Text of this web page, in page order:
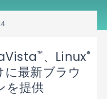
™、Linux®
最新ブラウ
を提供